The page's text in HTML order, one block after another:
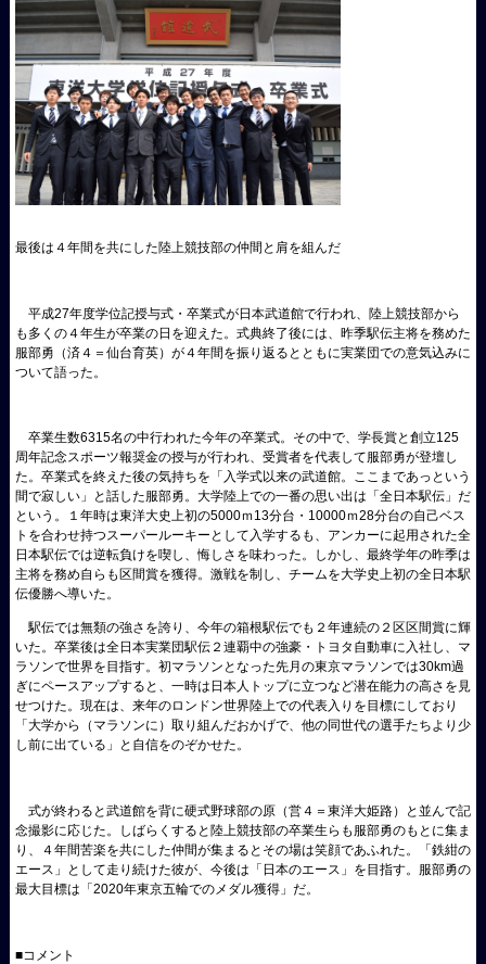
最後は４年間を共にした陸上競技部の仲間と肩を組んだ
平成27年度学位記授与式・卒業式が日本武道館で行われ、陸上競技部から
も多くの４年生が卒業の日を迎えた。式典終了後には、昨季駅伝主将を務めた
服部勇（済４＝仙台育英）が４年間を振り返るとともに実業団での意気込みに
ついて語った。
卒業生数6315名の中行われた今年の卒業式。その中で、学長賞と創立125
周年記念スポーツ報奨金の授与が行われ、受賞者を代表して服部勇が登壇し
た。卒業式を終えた後の気持ちを「入学式以来の武道館。ここまであっという
間で寂しい」と話した服部勇。大学陸上での一番の思い出は「全日本駅伝」だ
という。１年時は東洋大史上初の5000ｍ13分台・ 10000ｍ28分台の自己ベス
トを合わせ持つスーパールーキーとして入学するも、アンカーに起用された全
日本駅伝では逆転負けを喫し、悔しさを味わった。しかし、最終学年の昨季は
主将を務め自らも区間賞を獲得。激戦を制し、チームを大学史上初の全日本駅
伝優勝へ導いた。
駅伝では無類の強さを誇り、今年の箱根駅伝でも２年連続の２区区間賞に輝
いた。卒業後は全日本実業団駅伝２連覇中の強豪・トヨタ自動車に入社し、マ
ラソンで世界を目指す。初マラソンとなった先月の東京マラソンでは30km過
ぎにペースアップすると、一時は日本人トップに立つなど潜在能力の高さを見
せつけた。現在は、来年のロンドン世界陸上での代表入りを目標にしており
「大学から（マラソンに）取り組んだおかげで、他の同世代の選手たちより少
し前に出ている」と自信をのぞかせた。
式が終わると武道館を背に硬式野球部の原（営４＝東洋大姫路）と並んで記
念撮影に応じた。しばらくすると陸上競技部の卒業生らも服部勇のもとに集ま
り、４年間苦楽を共にした仲間が集まるとその場は笑顔であふれた。「鉄紺の
エース」として走り続けた彼が、今後は「日本のエース」を目指す。服部勇の
最大目標は「2020年東京五輪でのメダル獲得」だ。
■コメント